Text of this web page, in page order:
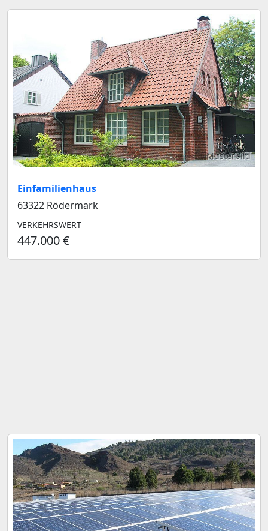
Musterbild
Einfamilienhaus
63322 Rödermark
VERKEHRSWERT
447.000 €